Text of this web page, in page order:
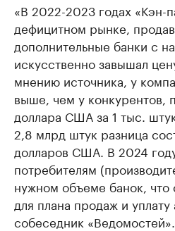
«В 2022-2023 годах «Кэн-
дефицитном рынке,
дополнительные банки с
искусственно завышал
мнению источника, у
выше, чем у конкурентов,
доллара США за 1 тыс.
2,8 млрд штук разница
долларов США. В 2024
потребителям
нужном объеме банок,
для плана продаж и
собеседник «Ведомостей».